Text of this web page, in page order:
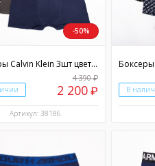
-50%
Боксеры Calvin Klein 3шт цвет разноцветный
4 390₽
2 200₽
Артикул: 38186
В